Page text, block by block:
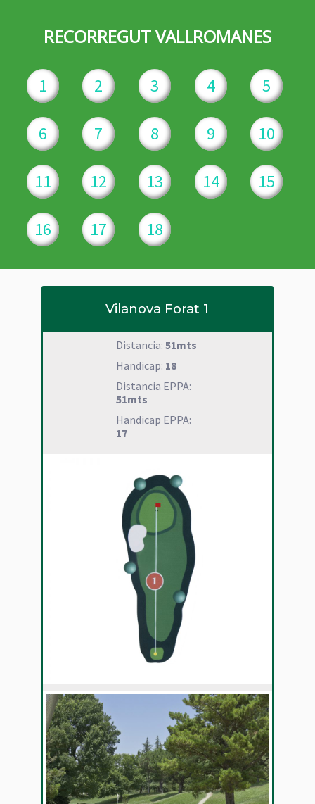
RECORREGUT VALLROMANES
1 2 3 4 5
6 7 8 9 10
11 12 13 14 15
16 17 18
Vilanova Forat 1
Distancia: 51mts
Handicap: 18
Distancia EPPA:
51mts
Handicap EPPA:
17